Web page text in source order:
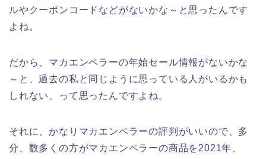
ルやクーポンコードなどがないかな～と思ったんです
よね。
だから、マカエンペラーの年始セール情報がないかな
～と、過去の私と同じように思っている人がいるかも
しれない、って思ったんですよね。
それに、かなりマカエンペラーの評判がいいので、多
分、数多くの方がマカエンペラーの商品を2021年、